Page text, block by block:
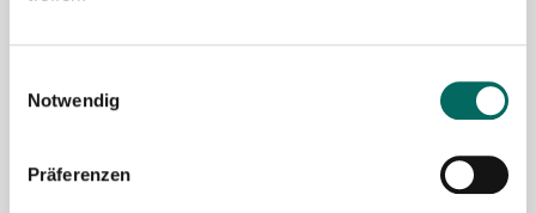
Notwendig
Präferenzen
sowie denDatenschutzbestimmungen
der Deutscher
Apotheker Service, Talentzeit GmbH, 33611 Bielefeld. zu.
Ich möchte den Apotheken-Newsletter